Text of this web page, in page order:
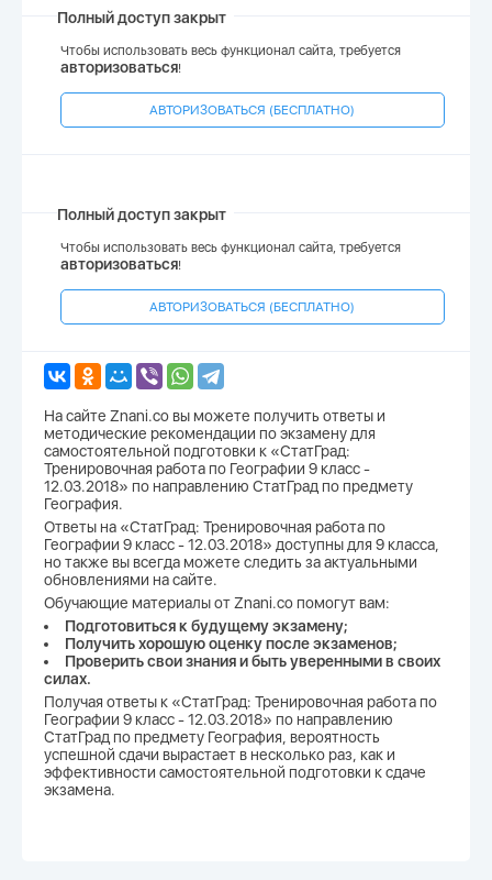
Полный доступ закрыт
Чтобы использовать весь функционал сайта, требуется
авторизоваться!
АВТОРИЗОВАТЬСЯ (БЕСПЛАТНО)
Полный доступ закрыт
Чтобы использовать весь функционал сайта, требуется
авторизоваться!
АВТОРИЗОВАТЬСЯ (БЕСПЛАТНО)
На сайте Znani.co вы можете получить ответы и
методические рекомендации по экзамену для
самостоятельной подготовки к «СтатГрад:
Тренировочная работа по Географии 9 класс -
12.03.2018» по направлению СтатГрад по предмету
География.
Ответы на «СтатГрад: Тренировочная работа по
Географии 9 класс - 12.03.2018» доступны для 9 класса,
но также вы всегда можете следить за актуальными
обновлениями на сайте.
Обучающие материалы от Znani.co помогут вам:
Подготовиться к будущему экзамену;
Получить хорошую оценку после экзаменов;
Проверить свои знания и быть уверенными в своих
силах.
Получая ответы к «СтатГрад: Тренировочная работа по
Географии 9 класс - 12.03.2018» по направлению
СтатГрад по предмету География, вероятность
успешной сдачи вырастает в несколько раз, как и
эффективности самостоятельной подготовки к сдаче
экзамена.